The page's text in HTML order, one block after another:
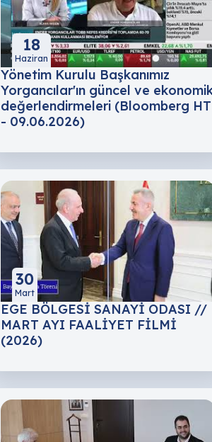
18
Haziran
Yönetim Kurulu Başkanımız
Yorgancılar'ın güncel ve
değerlendirmeleri (Bloomberg HT
- 09.06.2026)
30
Mart
EGE BÖLGESİ SANAYİ ODASI //
MART AYI FAALİYET FİLMİ
(2026)